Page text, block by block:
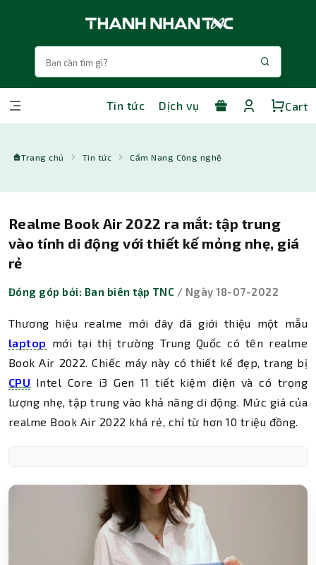
Tin tức Dịch vụ Cart
Trang chủ Tin tức Cẩm Nang Công nghệ
Realme Book Air 2022 ra mắt: tập trung
vào tính di động với thiết kế mỏng nhẹ, giá
rẻ
Đóng góp bởi: Ban biên tập TNC / Ngày 18-07-2022
Thương hiệu realme mới đây đã giới thiệu một mẫu
laptop mới tại thị trường Trung Quốc có tên realme
Book Air 2022. Chiếc máy này có thiết kế đẹp, trang bị
CPU Intel Core i3 Gen 11 tiết kiệm điện và có trọng
lượng nhẹ, tập trung vào khả năng di động. Mức giá của
realme Book Air 2022 khá rẻ, chỉ từ hơn 10 triệu đồng.